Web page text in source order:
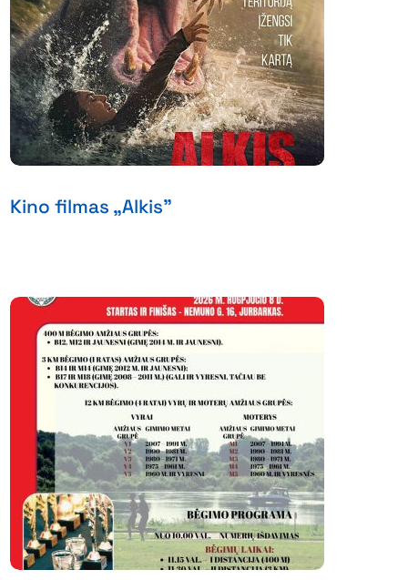
Kino filmas „Alkis”